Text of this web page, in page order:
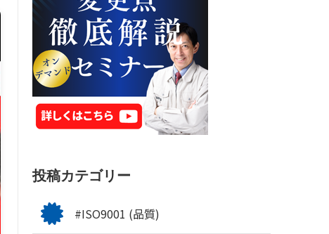
投稿カテゴリー
#ISO9001 (品質)